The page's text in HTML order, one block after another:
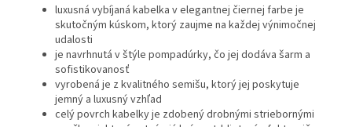
luxusná vybíjaná kabelka v elegantnej čiernej farbe je
skutočným kúskom, ktorý zaujme na každej výnimočnej
udalosti
je navrhnutá v štýle pompadúrky, čo jej dodáva šarm a
sofistikovanosť
vyrobená je z kvalitného semišu, ktorý jej poskytuje
jemný a luxusný vzhľad
celý povrch kabelky je zdobený drobnými striebornými